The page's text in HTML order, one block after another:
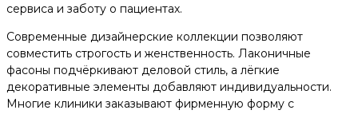
сервиса и заботу о пациентах.
Современные дизайнерские коллекции позволяют
совместить строгость и женственность. Лаконичные
фасоны подчёркивают деловой стиль, а лёгкие
декоративные элементы добавляют индивидуальности.
Многие клиники заказывают фирменную форму с